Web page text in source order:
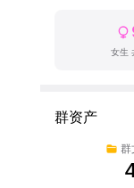
女生
群资产
群